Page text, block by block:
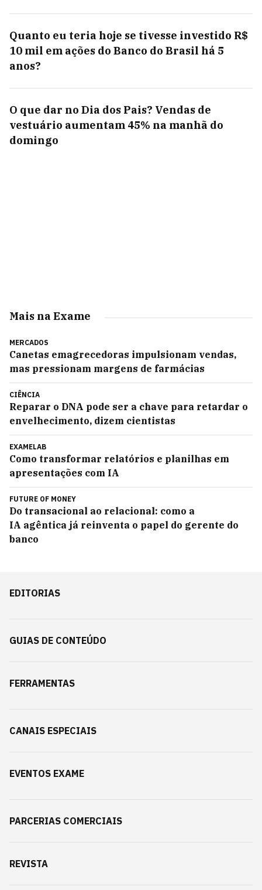
Quanto eu teria hoje se tivesse investido R$
10 mil em ações do Banco do Brasil há 5
anos?
O que dar no Dia dos Pais? Vendas de
vestuário aumentam 45% na manhã do
domingo
Mais na Exame
MERCADOS
Canetas emagrecedoras impulsionam vendas,
mas pressionam margens de farmácias
CIÊNCIA
Reparar o DNA pode ser a chave para retardar o
envelhecimento, dizem cientistas
EXAMELAB
Como transformar relatórios e planilhas em
apresentações com IA
FUTURE OF MONEY
Do transacional ao relacional: como a
IA agêntica já reinventa o papel do gerente do
banco
EDITORIAS
GUIAS DE CONTEÚDO
FERRAMENTAS
CANAIS ESPECIAIS
EVENTOS EXAME
PARCERIAS COMERCIAIS
REVISTA